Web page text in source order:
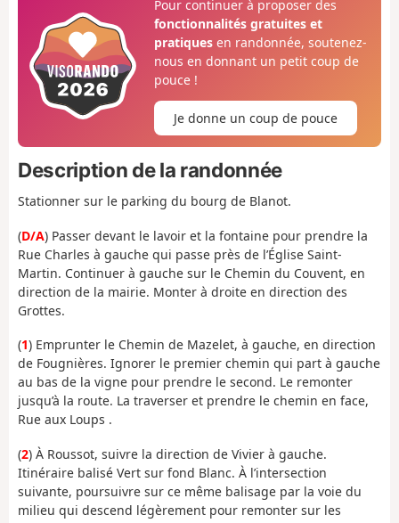
Pour continuer à proposer des
fonctionnalités gratuites et
pratiquesen randonnée, soutenez-
nous en donnant un petit coup de
pouce !
Je donne un coup de pouce
Description de la randonnée
Stationner sur le parking du bourg de Blanot.
(D/A) Passer devant le lavoir et la fontaine pour prendre la
Rue Charles à gauche qui passe près de l’Église Saint-
Martin. Continuer à gauche sur le Chemin du Couvent, en
direction de la mairie. Monter à droite en direction des
Grottes.
(1) Emprunter le Chemin de Mazelet, à gauche, en direction
de Fougnières. Ignorer le premier chemin qui part à gauche
au bas de la vigne pour prendre le second. Le remonter
jusqu’à la route. La traverser et prendre le chemin en face,
Rue aux Loups .
(2) À Roussot, suivre la direction de Vivier à gauche.
Itinéraire balisé Vert sur fond Blanc. À l’intersection
suivante, poursuivre sur ce même balisage par la voie du
milieu qui descend légèrement pour remonter sur les